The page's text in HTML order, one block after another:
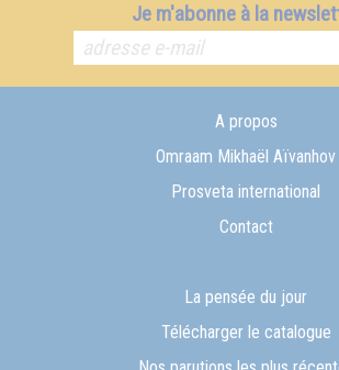
Je m'abonne à la
A propos
Omraam Mikhaël Aïvanhov
Prosveta international
Contact
La pensée du jour
Télécharger le catalogue